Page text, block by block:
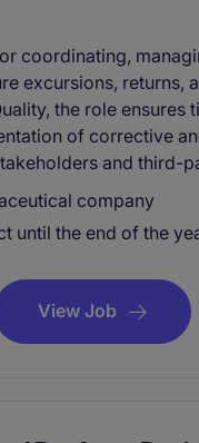
coordinating,
excursions, returns,
the role
of corrective
and third-
company
until the end of the
View Job